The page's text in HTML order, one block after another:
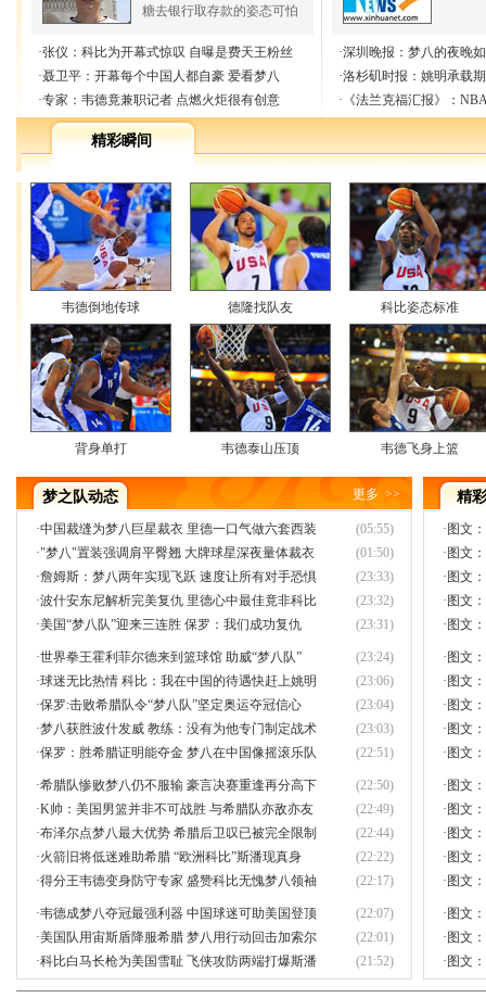
糖去银行取存款的姿态可怕
·张仪：科比为开幕式惊叹 自曝是费天王粉丝
·聂卫平：开幕每个中国人都自豪 爱看梦八
·专家：韦德竟兼职记者 点燃火炬很有创意
·深圳晚报：梦八的夜晚
·洛杉矶时报：姚明承载
· 《法兰克福汇报》：
精彩瞬间
韦德倒地传球 德隆找队友 科比姿态标准
背身单打 韦德泰山压顶 韦德飞身上篮
梦之队动态 更多 >>
(05:55)
·中国裁缝为梦八巨星裁衣 里德一口气做六套西装
(01:50)
·"梦八"置装强调肩平臀翘 大牌球星深夜量体裁衣
(23:33)
·詹姆斯：梦八两年实现飞跃 速度让所有对手恐惧
(23:32)
·波什安东尼解析完美复仇 里德心中最佳竟非科比
(23:31)
·美国“梦八队”迎来三连胜 保罗：我们成功复仇
(23:24)
·世界拳王霍利菲尔德来到篮球馆 助威“梦八队”
(23:06)
·球迷无比热情 科比：我在中国的待遇快赶上姚明
(23:04)
·保罗:击败希腊队令“梦八队”坚定奥运夺冠信心
(23:03)
·梦八获胜波什发威 教练：没有为他专门制定战术
(22:51)
·保罗：胜希腊证明能夺金 梦八在中国像摇滚乐队
(22:50)
·希腊队惨败梦八仍不服输 豪言决赛重逢再分高下
(22:49)
·K帅：美国男篮并非不可战胜 与希腊队亦敌亦友
(22:44)
·布泽尔点梦八最大优势 希腊后卫叹已被完全限制
(22:22)
·火箭旧将低迷难助希腊 “欧洲科比”斯潘现真身
(22:17)
·得分王韦德变身防守专家 盛赞科比无愧梦八领袖
(22:07)
·韦德成梦八夺冠最强利器 中国球迷可助美国登顶
(22:01)
·美国队用宙斯盾降服希腊 梦八用行动回击加索尔
(21:52)
·科比白马长枪为美国雪耻 飞侠攻防两端打爆斯潘
精
· 图文
· 图文
· 图文
· 图文
· 图文
· 图文
· 图文
· 图文
· 图文
· 图文
· 图文
· 图文
· 图文
· 图文
· 图文
· 图文
· 图文
· 图文